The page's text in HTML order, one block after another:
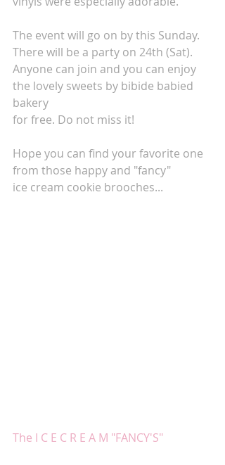
The event will go on by this Sunday.
There will be a party on 24th (Sat).
Anyone can join and you can enjoy
the lovely sweets by bibide babied
bakery
for free. Do not miss it!
Hope you can find your favorite one
from those happy and "fancy"
ice cream cookie brooches...
The I C E C R E A M "FANCY'S"